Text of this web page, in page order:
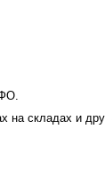
на складах и